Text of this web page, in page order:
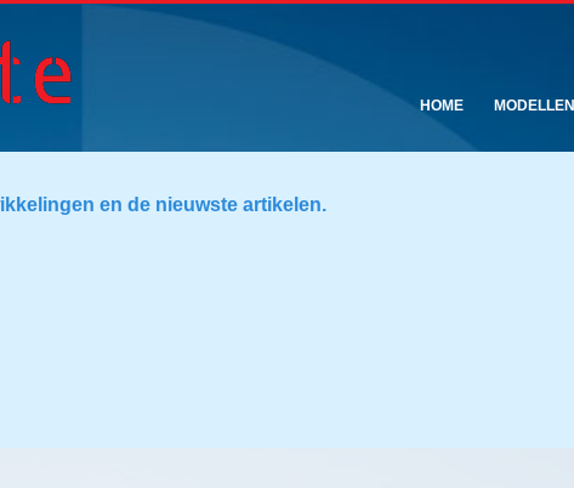
HOME MODELLEN
en de nieuwste artikelen.